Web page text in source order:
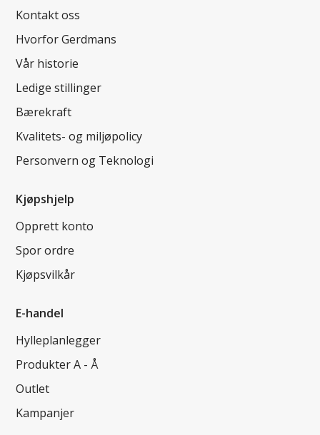
Kontakt oss
Hvorfor Gerdmans
Vår historie
Ledige stillinger
Bærekraft
Kvalitets- og miljøpolicy
Personvern og Teknologi
Kjøpshjelp
Opprett konto
Spor ordre
Kjøpsvilkår
E-handel
Hylleplanlegger
Produkter A - Å
Outlet
Kampanjer